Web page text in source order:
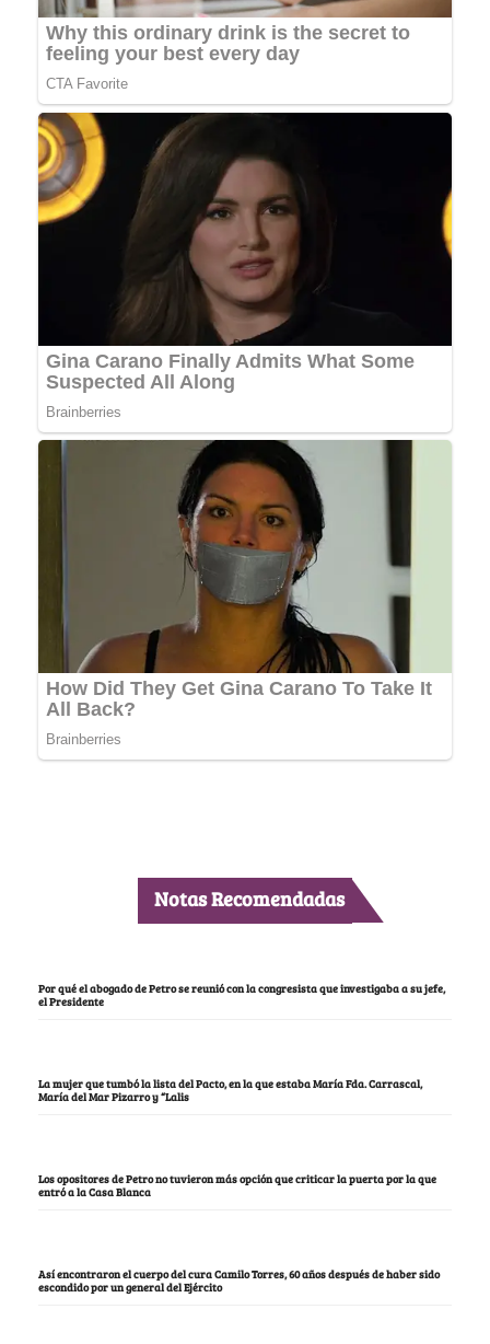
Notas Recomendadas
Por qué el abogado de Petro se reunió con la congresista que investigaba a su jefe,
el Presidente
La mujer que tumbó la lista del Pacto, en la que estaba María Fda. Carrascal,
María del Mar Pizarro y “Lalis
Los opositores de Petro no tuvieron más opción que criticar la puerta por la que
entró a la Casa Blanca
Así encontraron el cuerpo del cura Camilo Torres, 60 años después de haber sido
escondido por un general del Ejército